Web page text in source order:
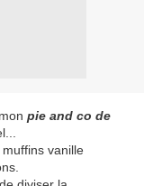
pie and co de
vanille